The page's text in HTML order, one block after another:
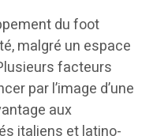
du foot
malgré un espace
facteurs
par l’image d’une
aux